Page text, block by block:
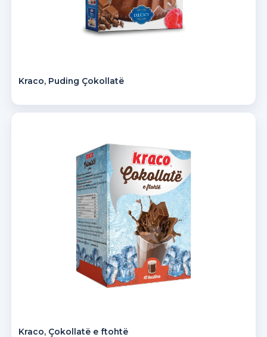
Kraco, Puding Çokollatë
Kraco, Çokollatë e ftohtë